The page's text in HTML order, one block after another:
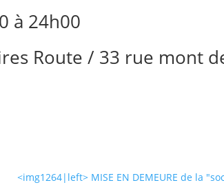
à 24h00
Route / 33 rue mont
<img1264|left> MISE EN DEMEURE de la